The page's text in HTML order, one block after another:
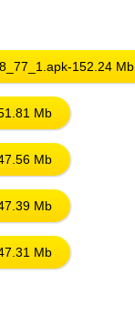
152.24 Mb
Mb
Mb
Mb
Mb